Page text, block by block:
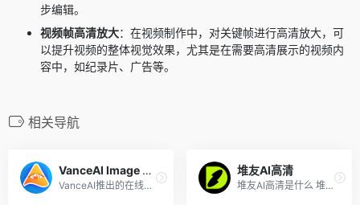
步编辑。
视频帧高清放大：在视频制作中，对关键帧进行高清放大，可
以提升视频的整体视觉效果，尤其是在需要高清展示的视频内
容中，如纪录片、广告等。
相关导航
VanceAI Image Resizer
VanceAI推出的在线图片尺寸调...
堆友AI高清
堆友AI高清是什么 堆友AI高清...